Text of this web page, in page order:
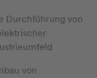
Durchführung von
von